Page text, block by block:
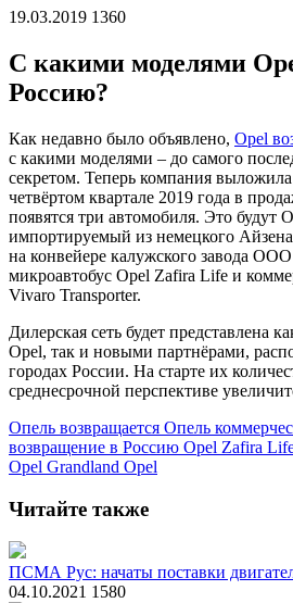
19.03.2019 1360
С какими моделями
Россию?
Как недавно было объявлено, Opel
с какими моделями – до самого
секретом. Теперь компания
четвёртом квартале 2019 года в
появятся три автомобиля. Это будут
импортируемый из немецкого
на конвейере калужского завода
микроавтобус Opel Zafira Life и
Vivaro Transporter.
Дилерская сеть будет представлена
Opel, так и новыми партнёрами,
городах России. На старте их
среднесрочной перспективе
Опель возвращается Опель
возвращение в Россию Opel Zafira
Opel Grandland Opel
Читайте также
ПСМА Рус: начаты поставки
04.10.2021 1580